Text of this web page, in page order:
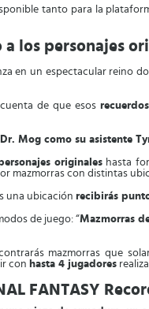
tanto para la
los personajes
en un espectacular reino
de que esos
Mog como su asistente
originales hasta
mazmorras con distintas
una ubicación recibirás
de juego: “Mazmorras
mazmorras que
con hasta 4 jugadores
FANTASY